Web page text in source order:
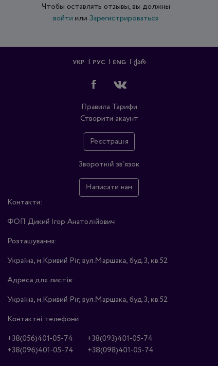
Чтобы оставлять отзывы, вы должны
войти или Зарегистрироваться
УКР РУС ENG ᲥᲐᲠ
Правила Тарифи
Створити акаунт
Реєстрація
Зворотній зв'язок
Написати нам
Контакти:
ФОП Дикий Ігор Анатолійович
Розташування:
Україна, м.Кривий Ріг, вул.Маршака, буд.3, кв.52
Адреса для листів:
Україна, м.Кривий Ріг, вул.Маршака, буд.3, кв.52
Контактні телефони:
+38(056)401-05-74
+38(093)401-05-74
+38(096)401-05-74
+38(098)401-05-74